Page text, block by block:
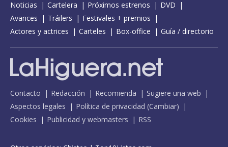
Noticias Cartelera Próximos estrenos
DVD
Avances
Tráilers
Festivales + premios
Actores y actrices
Carteles Box-office Guía / directorio
Contacto Redacción Recomienda
Sugiere una web
Aspectos legales
Política de privacidad (Cambiar)
Cookies
Publicidad y webmasters RSS